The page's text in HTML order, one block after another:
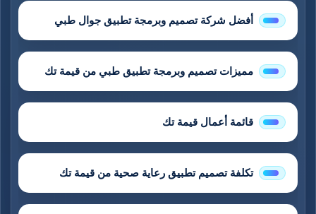
أفضل شركة تصميم وبرمجة تطبيق جوال طبي
مميزات تصميم وبرمجة تطبيق طبي من قيمة تك
قائمة أعمال قيمة تك
تكلفة تصميم تطبيق رعاية صحية من قيمة تك